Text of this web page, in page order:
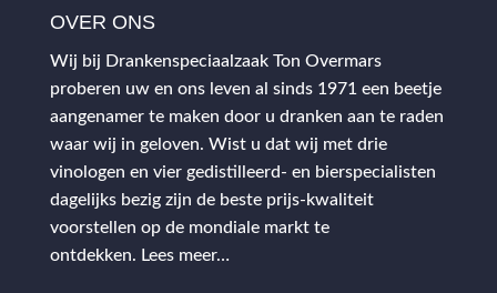
OVER ONS
Wij bij Drankenspeciaalzaak Ton Overmars
proberen uw en ons leven al sinds 1971 een beetje
aangenamer te maken door u dranken aan te raden
waar wij in geloven. Wist u dat wij met drie
vinologen en vier gedistilleerd- en bierspecialisten
dagelijks bezig zijn de beste prijs-kwaliteit
voorstellen op de mondiale markt te
ontdekken. Lees meer…